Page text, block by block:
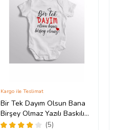
Bir Tek Dayım Olsun Bana
Birşey Olmaz Yazılı Baskılı
Bebek Zıbını
(5)
Kargo ile Teslimat